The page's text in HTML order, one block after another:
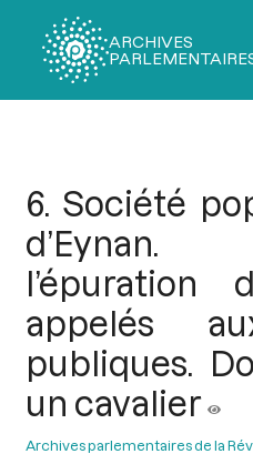
ARCHIVES
6. Société
d’Eynan.
l’épuration
appelés
publiques.
un cavalier
Archives parlementaires de la